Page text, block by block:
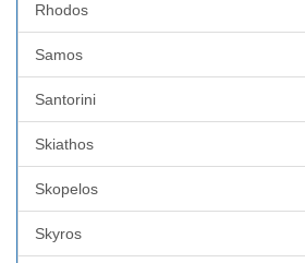
Rhodos
Samos
Santorini
Skiathos
Skopelos
Skyros